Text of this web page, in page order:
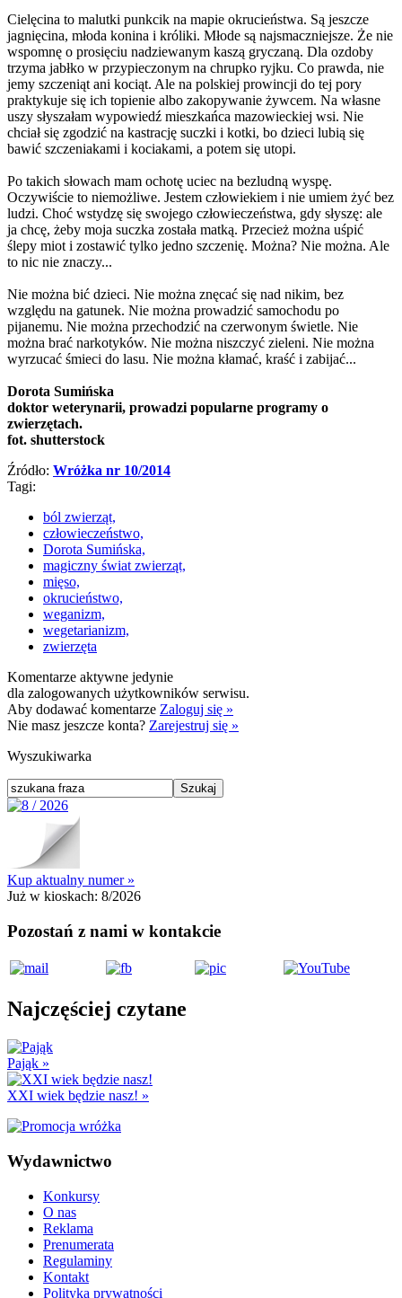
Cielęcina to malutki punkcik na mapie okrucieństwa. Są jeszcze
jagnięcina, młoda konina i króliki. Młode są najsmaczniejsze. Że nie
wspomnę o prosięciu nadziewanym kaszą gryczaną. Dla ozdoby
trzyma jabłko w przypieczonym na chrupko ryjku. Co prawda, nie
jemy szczeniąt ani kociąt. Ale na polskiej prowincji do tej pory
praktykuje się ich topienie albo zakopywanie żywcem. Na własne
uszy słyszałam wypowiedź mieszkańca mazowieckiej wsi. Nie
chciał się zgodzić na kastrację suczki i kotki, bo dzieci lubią się
bawić szczeniakami i kociakami, a potem się utopi.
Po takich słowach mam ochotę uciec na bezludną wyspę.
Oczywiście to niemożliwe. Jestem człowiekiem i nie umiem żyć bez
ludzi. Choć wstydzę się swojego człowieczeństwa, gdy słyszę: ale
ja chcę, żeby moja suczka została matką. Przecież można uśpić
ślepy miot i zostawić tylko jedno szczenię. Można? Nie można. Ale
to nic nie znaczy...
Nie można bić dzieci. Nie można znęcać się nad nikim, bez
względu na gatunek. Nie można prowadzić samochodu po
pijanemu. Nie można przechodzić na czerwonym świetle. Nie
można brać narkotyków. Nie można niszczyć zieleni. Nie można
wyrzucać śmieci do lasu. Nie można kłamać, kraść i zabijać...
Dorota Sumińska
doktor weterynarii, prowadzi popularne programy o
zwierzętach.
fot. shutterstock
Źródło: Wróżka nr 10/2014
Tagi:
ból zwierząt,
człowieczeństwo,
Dorota Sumińska,
magiczny świat zwierząt,
mięso,
okrucieństwo,
weganizm,
wegetarianizm,
zwierzęta
Komentarze aktywne jedynie
dla zalogowanych użytkowników serwisu.
Aby dodawać komentarze Zaloguj się »
Nie masz jeszcze konta? Zarejestruj się »
Wyszukiwarka
Kup aktualny numer »
Już w kioskach: 8/2026
Pozostań z nami w kontakcie
Najczęściej czytane
Pająk »
XXI wiek będzie nasz! »
Wydawnictwo
Konkursy
O nas
Reklama
Prenumerata
Regulaminy
Kontakt
Polityka prywatności